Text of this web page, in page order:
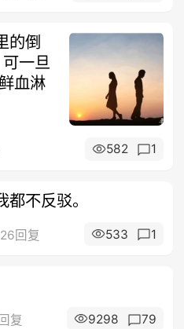
的倒
一旦
血淋
582 1
不反驳。
回复 533 1
复 9298 79